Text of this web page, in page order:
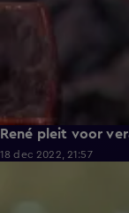
René pleit voor
18 dec 2022, 21:57